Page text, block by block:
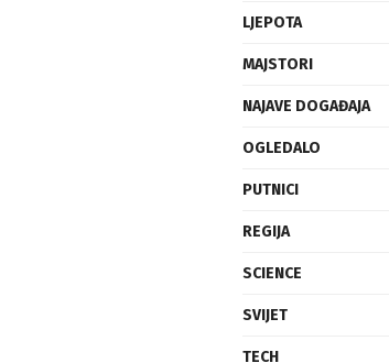
NAJAVE DOGAĐAJA
OGLEDALO
PUTNICI
REGIJA
SCIENCE
SVIJET
TECH
TRAVEL